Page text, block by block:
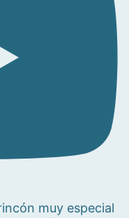
rincón muy especial